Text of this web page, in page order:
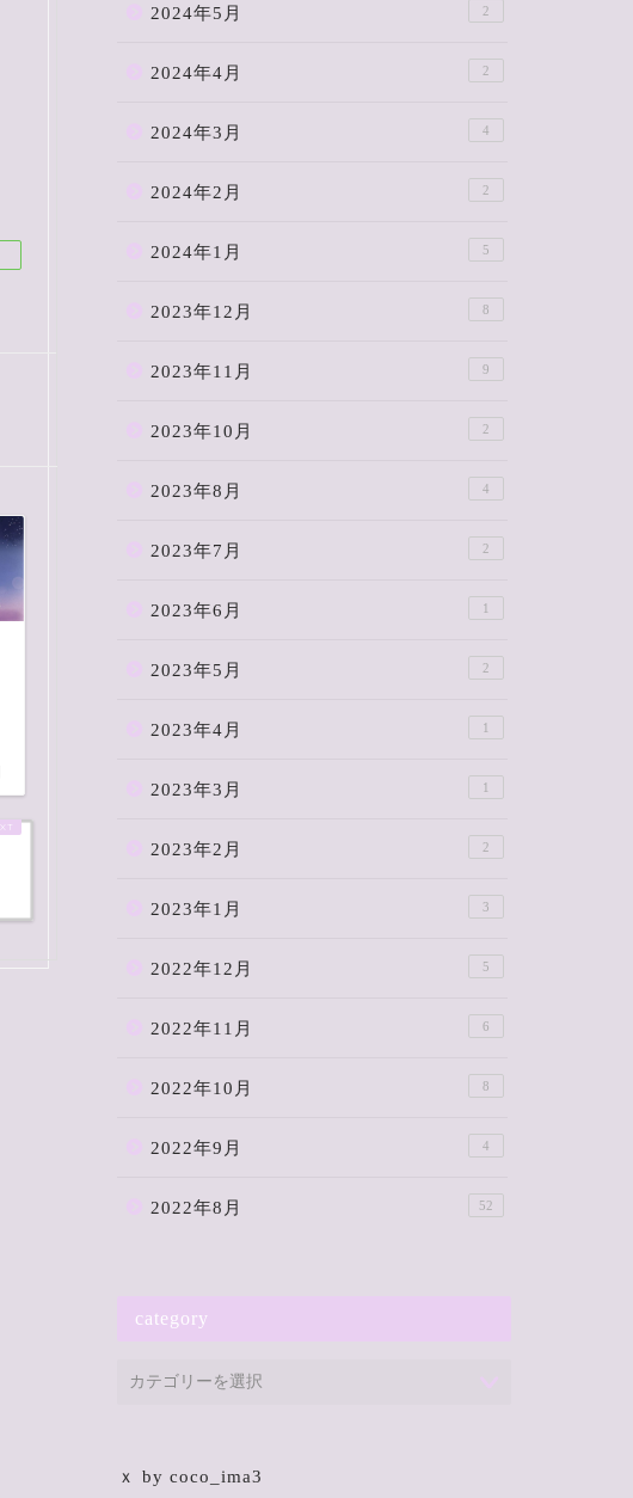
2024年5月 2
2024年4月 2
2024年3月 4
2024年2月 2
2024年1月 5
2023年12月 8
2023年11月 9
2023年10月 2
2023年8月 4
2023年7月 2
2023年6月 1
2023年5月 2
2023年4月 1
2023年3月 1
2023年2月 2
2023年1月 3
2022年12月 5
2022年11月 6
2022年10月 8
2022年9月 4
2022年8月 52
category
ｘ by coco_ima3